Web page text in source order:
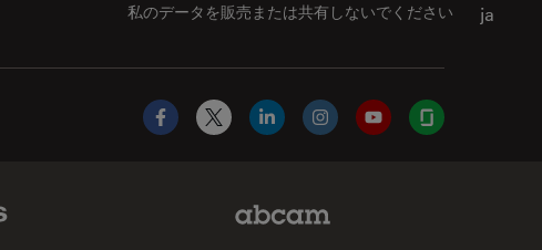
私のデータを販売または共有しないでください
ja
Facebook
X LinkedInInstagramYouTubeGlassdoor